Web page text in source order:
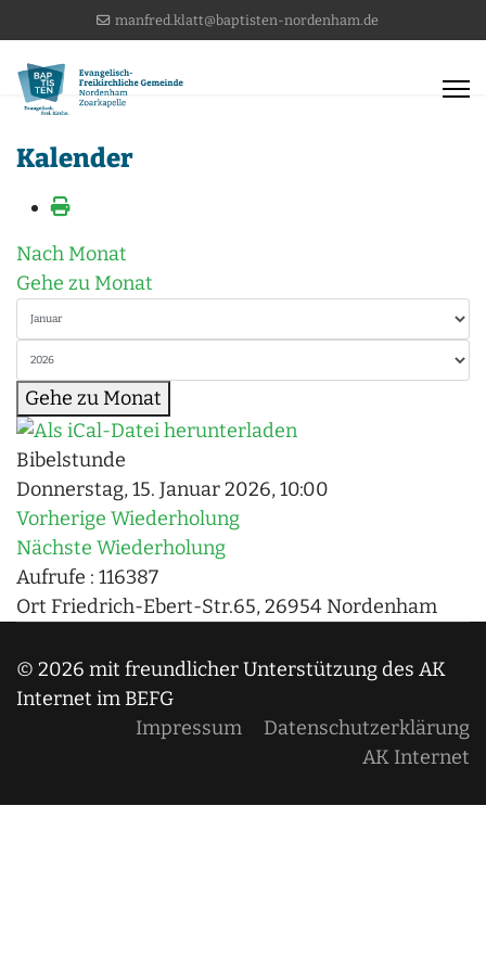
manfred.klatt@baptisten-nordenham.de
Kalender
Nach Monat
Gehe zu Monat
Gehe zu Monat
Bibelstunde
Donnerstag, 15. Januar 2026, 10:00
Vorherige Wiederholung
Nächste Wiederholung
Aufrufe : 116387
Ort Friedrich-Ebert-Str.65, 26954 Nordenham
© 2026 mit freundlicher Unterstützung des AK
Internet im BEFG
Impressum
Datenschutzerklärung
AK Internet